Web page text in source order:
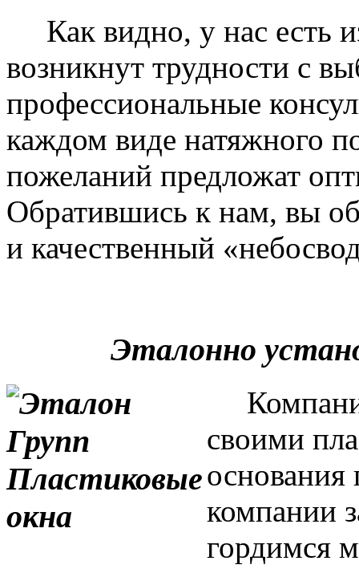
Как видно, у нас есть
возникнут трудности с
профессиональные
каждом виде натяжного
пожеланий предложат
Обратившись к нам, вы
и качественный
Эталонно
своими
основания
компании
гордимся